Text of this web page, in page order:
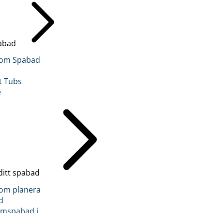
Spabad
Tubs
spabad
planera